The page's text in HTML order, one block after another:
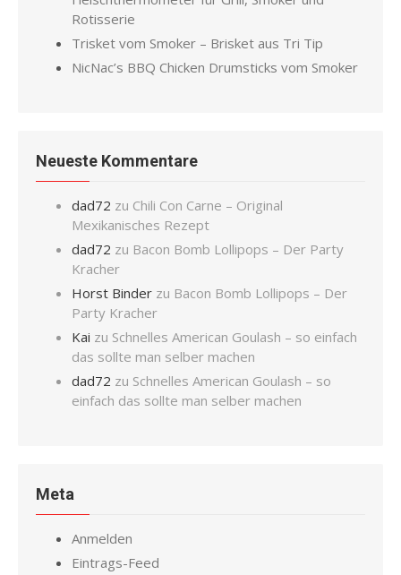
Rotisserie
Trisket vom Smoker – Brisket aus Tri Tip
NicNac’s BBQ Chicken Drumsticks vom Smoker
Neueste Kommentare
dad72 zu Chili Con Carne – Original
Mexikanisches Rezept
dad72 zu Bacon Bomb Lollipops – Der Party
Kracher
Horst Binder zu Bacon Bomb Lollipops – Der
Party Kracher
Kai zu Schnelles American Goulash – so einfach
das sollte man selber machen
dad72 zu Schnelles American Goulash – so
einfach das sollte man selber machen
Meta
Anmelden
Eintrags-Feed